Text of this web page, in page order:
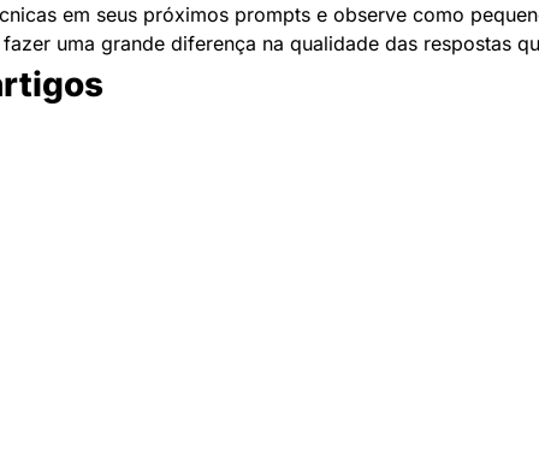
em seus próximos prompts e observe como
uma grande diferença na qualidade das respostas